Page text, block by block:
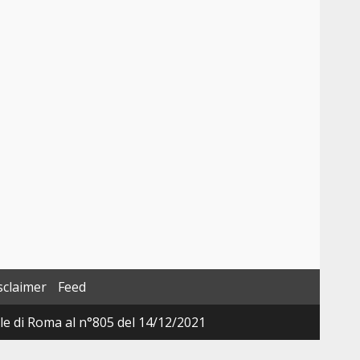
Feed
Roma al n°805 del 14/12/2021